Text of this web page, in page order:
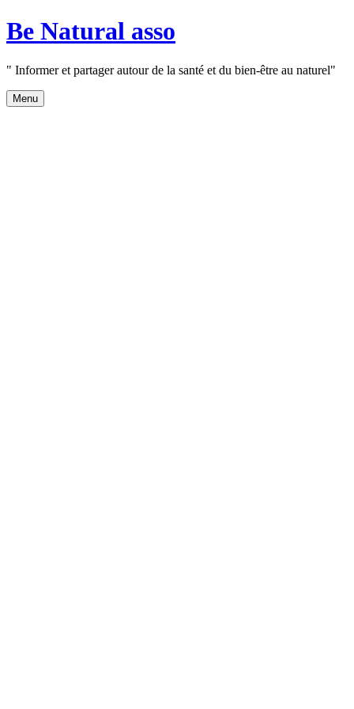
Aller
au
Be Natural asso
" Informer et partager autour de la santé et du bien-être au naturel"
Menu